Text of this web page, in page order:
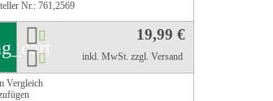
Nr.: 761,2569
19,99 €
inkl. MwSt. zzgl. Versand
Vergleich